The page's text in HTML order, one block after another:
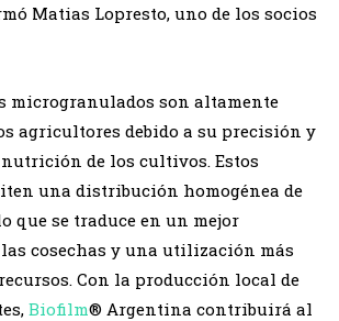
Matias Lopresto, uno de los socios
microgranulados son altamente
agricultores debido a su precisión y
de los cultivos. Estos
una distribución homogénea de
que se traduce en un mejor
cosechas y una utilización más
Con la producción local de
Biofilm® Argentina contribuirá al